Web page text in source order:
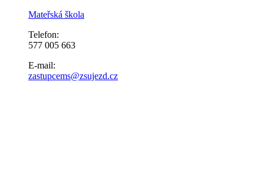
Mateřská škola
Telefon:
577 005 663
E-mail:
zastupcems@zsujezd.cz